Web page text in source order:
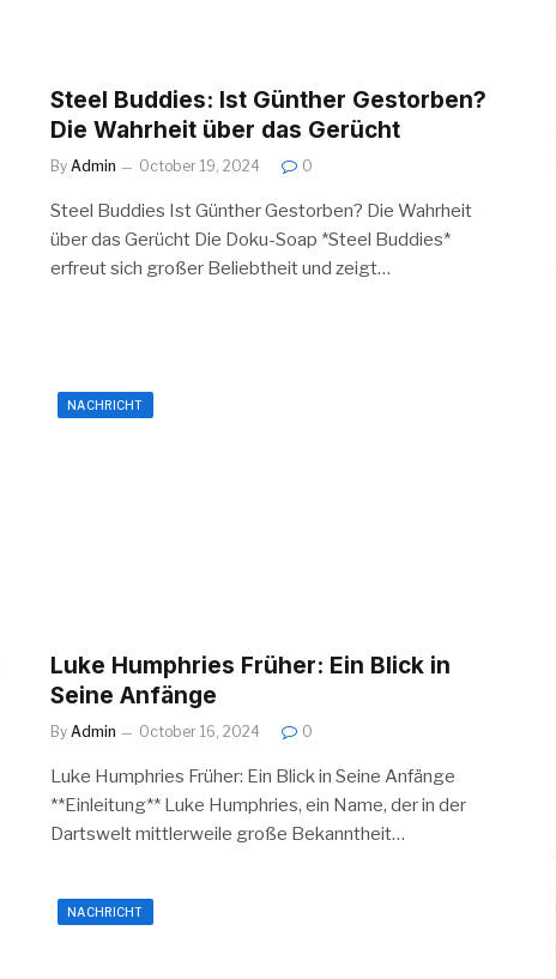
Steel Buddies: Ist Günther Gestorben?
Die Wahrheit über das Gerücht
By Admin October 19, 2024 0
Steel Buddies Ist Günther Gestorben? Die Wahrheit
über das Gerücht Die Doku-Soap *Steel Buddies*
erfreut sich großer Beliebtheit und zeigt…
NACHRICHT
Luke Humphries Früher: Ein Blick in
Seine Anfänge
By Admin October 16, 2024 0
Luke Humphries Früher: Ein Blick in Seine Anfänge
**Einleitung** Luke Humphries, ein Name, der in der
Dartswelt mittlerweile große Bekanntheit…
NACHRICHT